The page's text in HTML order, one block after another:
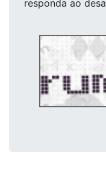
responda ao